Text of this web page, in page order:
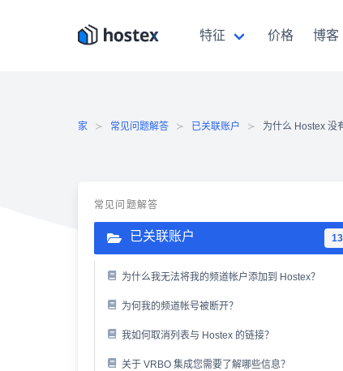
特征 价格 博客
家 常见问题解答 已关联账户 为什么 Hostex 没
常见问题解答
已关联账户 13
为什么我无法将我的频道帐户添加到 Hostex？
为何我的频道帐号被断开？
我如何取消列表与 Hostex 的链接？
关于 VRBO 集成您需要了解哪些信息？